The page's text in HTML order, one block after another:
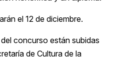
el 12 de diciembre.
concurso están subidas
de Cultura de la